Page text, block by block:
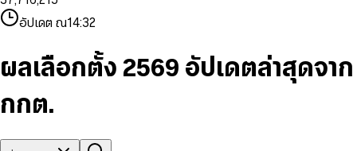
8
9
98
9
4
5
7
8
8
9
8
9
2
3
5
6
8
9
7
84
6
7
9
3
5
6
8
9
7
9
อัปเดต ณ14:32
ผลเลือกตั้ง 2569 อัปเดตล่าสุดจาก
กกต.